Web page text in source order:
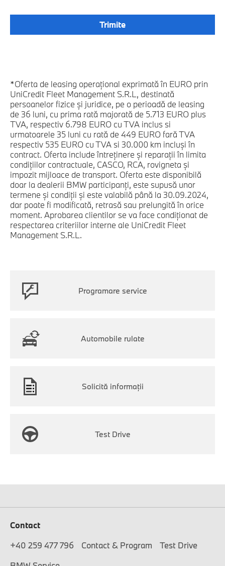
*Oferta de leasing operaţional exprimată în EURO prin
UniCredit Fleet Management S.R.L, destinată
persoanelor fizice şi juridice, pe o perioadă de leasing
de 36 luni, cu prima rată majorată de 5.713 EURO plus
TVA, respectiv 6.798 EURO cu TVA inclus si
urmatoarele 35 luni cu rată de 449 EURO fară TVA
respectiv 535 EURO cu TVA si 30.000 km incluşi în
contract. Oferta include întreţinere şi reparaţii în limita
condiţiilor contractuale, CASCO, RCA, rovigneta şi
impozit mijloace de transport. Oferta este disponibilă
doar la dealerii BMW participanți, este supusă unor
termene şi condiţii şi este valabilă până la 30.09.2024,
dar poate fi modificată, retrasă sau prelungită în orice
moment. Aprobarea clientilor se va face condiţionat de
respectarea criteriilor interne ale UniCredit Fleet
Management S.R.L.
Programare service
Automobile rulate
Solicită informaţii
Test Drive
Contact
+40 259 477 796
Contact & Program
Test Drive